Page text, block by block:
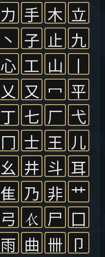
力 手 木 立
丶 子 止 九
心 工 山
丨
乂 又 冖 平
丁 七 厂 弋
冂 士 王 儿
幺 井 斗 耳
隹 乃 非 艹
弓 尸 囗
雨 曲 卌 卩